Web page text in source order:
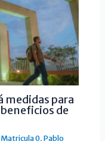
medidas para
de
Matricula 0,Pablo